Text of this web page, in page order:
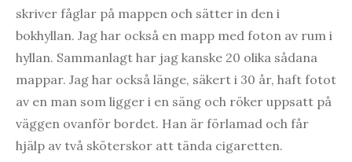
skriver fåglar på mappen och sätter in den i
bokhyllan. Jag har också en mapp med foton av rum i
hyllan. Sammanlagt har jag kanske 20 olika sådana
mappar. Jag har också länge, säkert i 30 år, haft fotot
av en man som ligger i en säng och röker uppsatt på
väggen ovanför bordet. Han är förlamad och får
hjälp av två sköterskor att tända cigaretten.